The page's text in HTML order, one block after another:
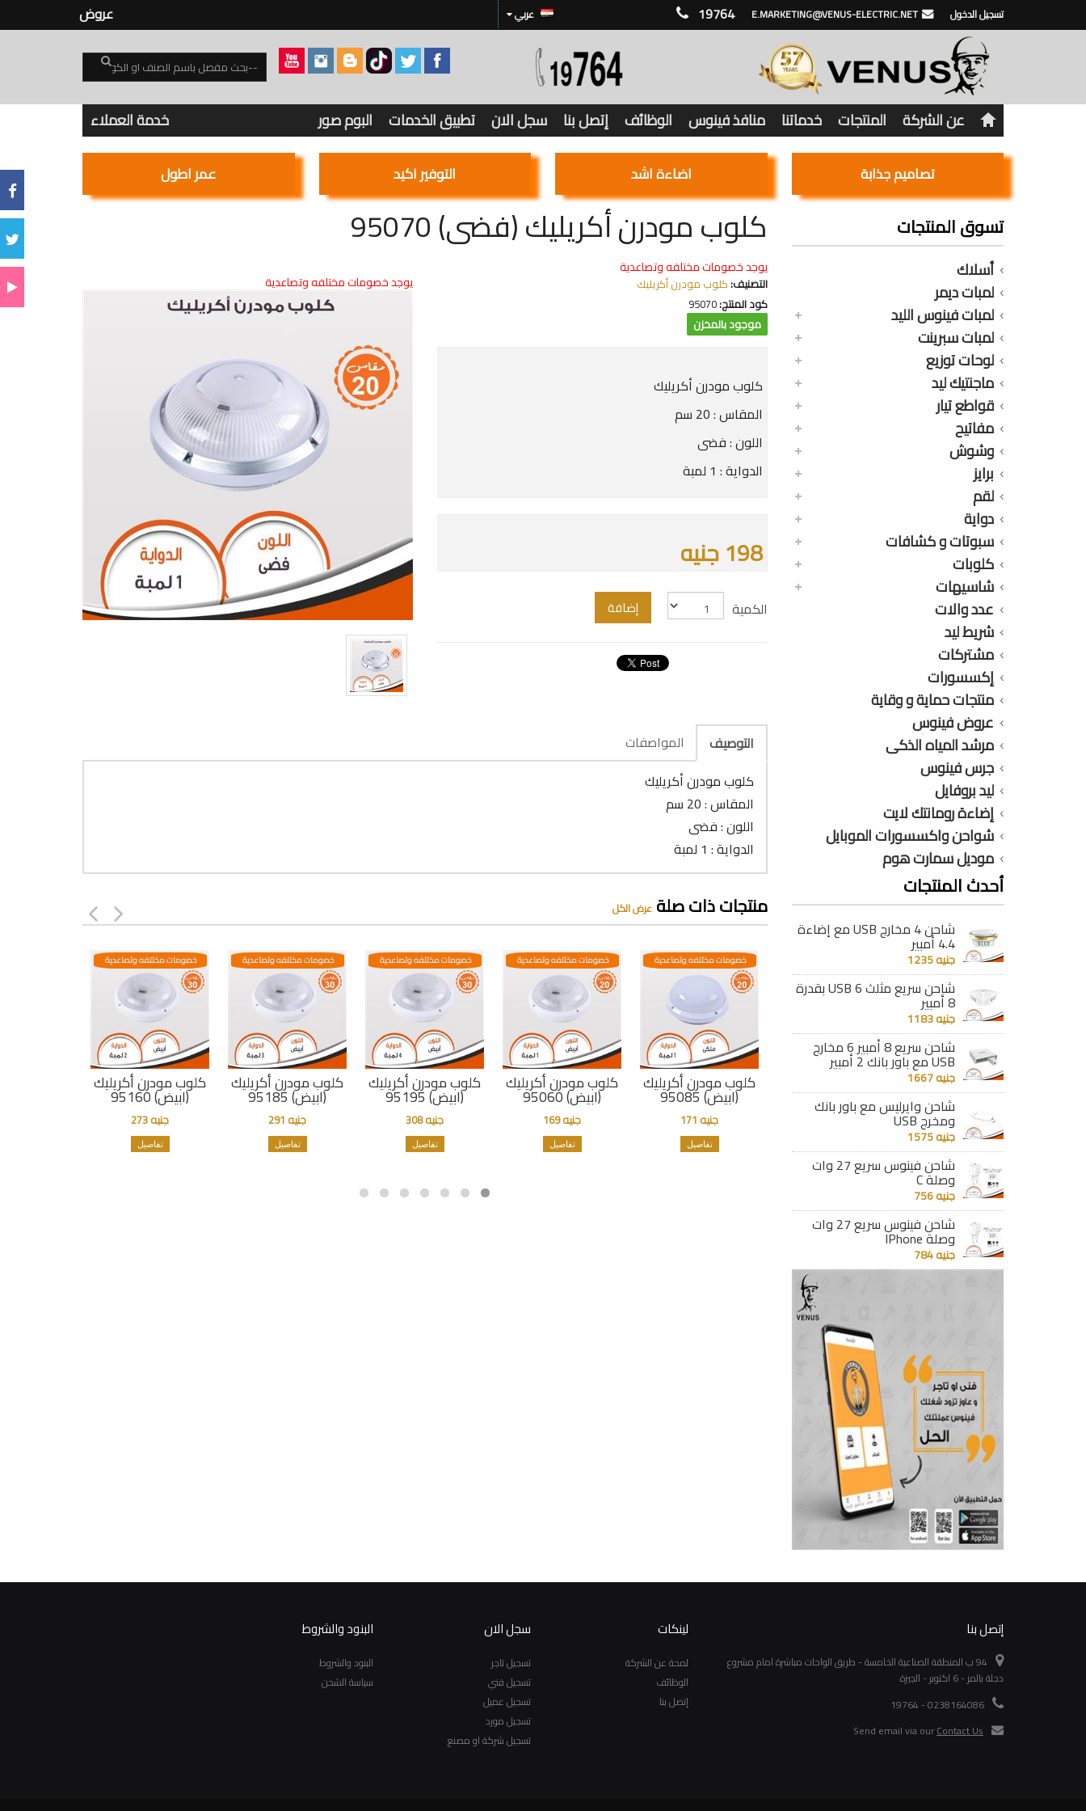
19764 E.MARKETING@VENUS-ELECTRIC.NET تسجيل الدخول عربي عروض
عن الشركة المنتجات خدماتنا منافذ فينوس الوظائف إتصل بنا سجل الان تطبيق الخدمات البوم صور خدمة العملاء
تصاميم جذابة اضاءة اشد التوفير اكيد عمر اطول
تسوق المنتجات
أسلاك
لمبات ديمر
لمبات فينوس الليد
لمبات سبرينت
لوحات توزيع
ماجنتيك ليد
قواطع تيار
مفاتيح
وشوش
برايز
لقم
دواية
سبوتات و كشافات
كلوبات
شاسيهات
عدد والات
شريط ليد
مشتركات
إكسسورات
منتجات حماية و وقاية
عروض فينوس
مرشد المياه الذكى
جرس فينوس
ليد بروفايل
إضاءة رومانتك لايت
شواحن واكسسورات الموبايل
موديل سمارت هوم
أحدث المنتجات
شاحن 4 مخارج USB مع إضاءة
4.4 أمبير
جنيه 1235
شاحن سريع مثلث 6 USB بقدرة
8 أمبير
جنيه 1183
شاحن سريع 8 أمبير 6 مخارج
USB مع باور بانك 2 أمبير
جنيه 1667
شاحن وايرليس مع باور بانك
ومخرج USB
جنيه 1575
شاحن فينوس سريع 27 وات
وصلة C
جنيه 756
شاحن فينوس سريع 27 وات
وصلة IPhone
جنيه 784
كلوب مودرن أكريليك (فضى) 95070
يوجد خصومات مختلفه وتصاعدية
التصنيف:كلوب مودرن أكريليك
كود المنتج:95070
موجود بالمخزن
كلوب مودرن أكريليك
المقاس : 20 سم
اللون : فضى
الدواية : 1 لمبة
198 جنيه
الكمية إضافة
يوجد خصومات مختلفه وتصاعدية
التوصيف
المواصفات
كلوب مودرن أكريليك
المقاس : 20 سم
اللون : فضى
الدواية : 1 لمبة
منتجات ذات صلةعرض الكل
كلوب مودرن أكريليك
(ابيض) 95160
خصومات مختلفه وتصاعدية
جنيه 273
تفاصيل
كلوب مودرن أكريليك
(ابيض) 95185
خصومات مختلفه وتصاعدية
جنيه 291
تفاصيل
كلوب مودرن أكريليك
(ابيض) 95195
خصومات مختلفه وتصاعدية
جنيه 308
تفاصيل
كلوب مودرن أكريليك
(ابيض) 95060
خصومات مختلفه وتصاعدية
جنيه 169
تفاصيل
كلوب مودرن أكريليك
(ابيض) 95085
خصومات مختلفه وتصاعدية
جنيه 171
تفاصيل
(ابيض) 95250
جنيه 162
كلوب مودرن أكريليك
(ذهبى) 95171
خصومات مختلفه وتصاعدية
جنيه 351
إتصل بنا
94 ب المنطقة الصناعية الخامسة - طريق الواحات مباشرة امام مشروع
دجلة بالمز - 6 اكتوبر - الجيزة
0238164086 - 19764
Send email via ourContact Us
لينكات
لمحة عن الشركة
الوظائف
إتصل بنا
سجل الان
تسجيل تاجر
تسجيل فني
تسجيل عميل
تسجيل مورد
تسجيل شركة او مصنع
البنود والشروط
البنود والشروط
سياسة الشحن